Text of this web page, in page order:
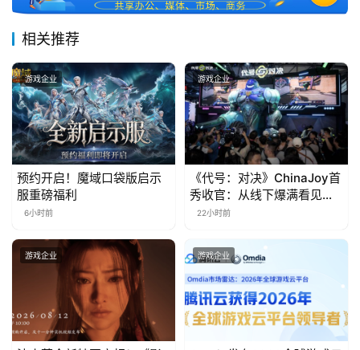
茶
奖
7
月
3
日
茶
对
相关推荐
游戏企业
预约开启！魔域口袋版启示
服重磅福利
6小时前
游戏企业
《代号：对决》ChinaJoy首
秀收官：从线下爆满看见玩
家的真实期待
22小时前
游戏企业 游戏企业